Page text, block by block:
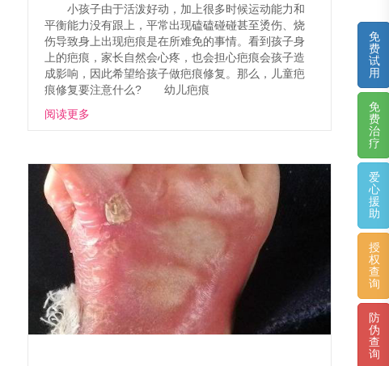
小孩子由于活泼好动，加上很多时候运动能力和
平衡能力没有跟上，平常出现磕磕碰碰甚至烫伤、烧
伤导致身上出现疤痕是在所难免的事情。看到孩子身
上的疤痕，家长自然会心疼，也会担心疤痕会孩子造
成影响，因此希望给孩子做疤痕修复。那么，儿童疤
痕修复要注意什么? 幼儿疤痕
阅读更多
免
费
试
用
免
费
治
疗
爱
心
援
助
授
权
查
询
防
伪
查
询